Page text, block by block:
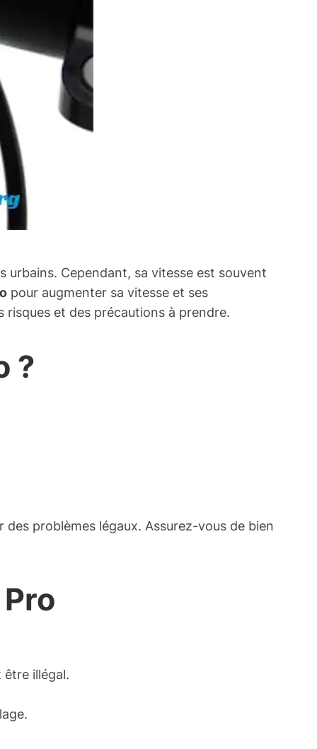
Cependant, sa vitesse est souvent
pour augmenter sa vitesse et ses
et des précautions à prendre.
?
problèmes légaux. Assurez-vous de bien
illégal.